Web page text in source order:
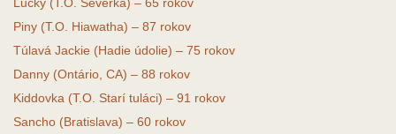
Lucky (T.O. Severka) – 65 rokov
Piny (T.O. Hiawatha) – 87 rokov
Túlavá Jackie (Hadie údolie) – 75 rokov
Danny (Ontário, CA) – 88 rokov
Kiddovka (T.O. Starí tuláci) – 91 rokov
Sancho (Bratislava) – 60 rokov